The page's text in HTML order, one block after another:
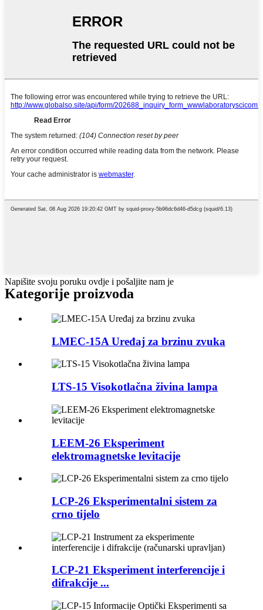
Napišite svoju poruku ovdje i pošaljite nam je
Kategorije proizvoda
LMEC-15A Uređaj za brzinu zvuka
LTS-15 Visokotlačna živina lampa
LEEM-26 Eksperiment
elektromagnetske levitacije
LCP-26 Eksperimentalni sistem za
crno tijelo
LCP-21 Eksperiment interferencije i
difrakcije ...